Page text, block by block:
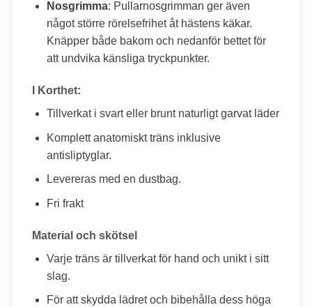
Nosgrimma: Pullarnosgrimman ger även
något större rörelsefrihet åt hästens käkar.
Knäpper både bakom och nedanför bettet för
att undvika känsliga tryckpunkter.
I Korthet:
Tillverkat i svart eller brunt naturligt garvat läder
Komplett anatomiskt träns inklusive
antisliptyglar.
Levereras med en dustbag.
Fri frakt
Material och skötsel
Varje träns är tillverkat för hand och unikt i sitt
slag.
För att skydda lädret och bibehålla dess höga